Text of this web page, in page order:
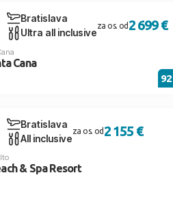
Cana
Bratislava
Ultra all inclusive
za os. od 2 699 €
& Spa Resort
Bratislava
All inclusive
za os. od 2 155 €